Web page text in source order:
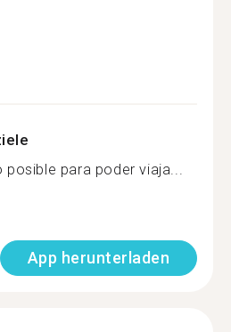
para poder viaja...
App herunterladen